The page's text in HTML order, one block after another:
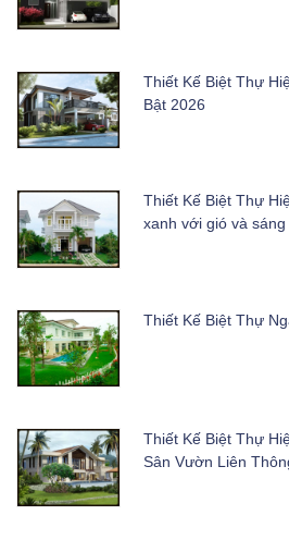
Thiết Kế Biệt Thự
Bật 2026
Thiết Kế Biệt Thự
xanh với gió và
Thiết Kế Biệt Thự
Thiết Kế Biệt Thự
Sân Vườn Liên